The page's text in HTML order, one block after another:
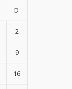
D
2
9
16